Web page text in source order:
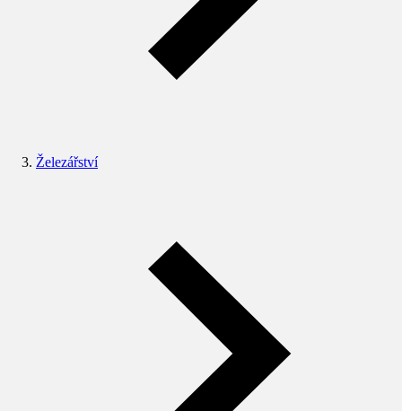
Železářství